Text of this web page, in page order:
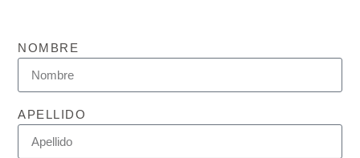
NOMBRE
APELLIDO